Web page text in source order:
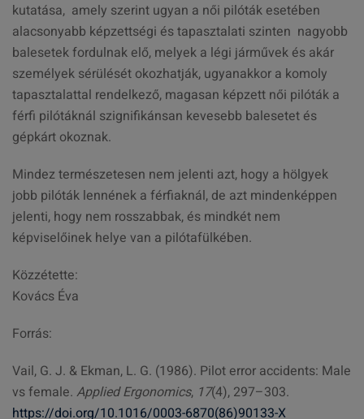
kutatása, amely szerint ugyan a női pilóták esetében
alacsonyabb képzettségi és tapasztalati szinten nagyobb
balesetek fordulnak elő, melyek a légi járművek és akár
személyek sérülését okozhatják, ugyanakkor a komoly
tapasztalattal rendelkező, magasan képzett női pilóták a
férfi pilótáknál szignifikánsan kevesebb balesetet és
gépkárt okoznak.
Mindez természetesen nem jelenti azt, hogy a hölgyek
jobb pilóták lennének a férfiaknál, de azt mindenképpen
jelenti, hogy nem rosszabbak, és mindkét nem
képviselőinek helye van a pilótafülkében.
Közzétette:
Kovács Éva
Forrás:
Vail, G. J. & Ekman, L. G. (1986). Pilot error accidents: Male
vs female. Applied Ergonomics, 17(4), 297–303.
https://doi.org/10.1016/0003-6870(86)90133-X